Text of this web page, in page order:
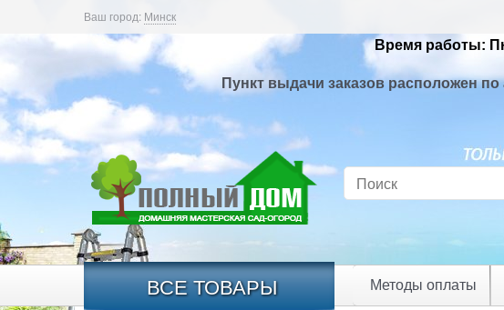
Ваш город: Минск
Время работы:
Пункт выдачи заказов расположен по
ВСЕ ТОВАРЫ Методы оплаты